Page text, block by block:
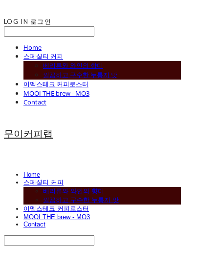
LOG IN 로그인
Home
스페셜티 커피
베리류와 와인의 향미
깔끔하고 구수한 누룽지 맛
이멕스테크 커피로스터
MOOI THE brew - MO3
Contact
무이커피랩
Home
스페셜티 커피
베리류와 와인의 향미
깔끔하고 구수한 누룽지 맛
이멕스테크 커피로스터
MOOI THE brew - MO3
Contact